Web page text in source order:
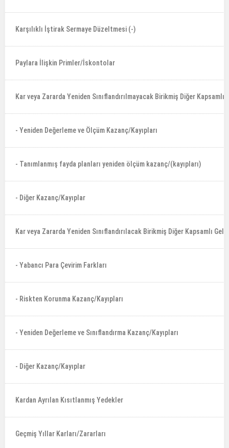
Karşılıklı İştirak Sermaye Düzeltmesi (-)
Paylara İlişkin Primler/İskontolar
Kar veya Zararda Yeniden Sınıflandırılmayacak Birikmiş Diğer
- Yeniden Değerleme ve Ölçüm Kazanç/Kayıpları
- Tanımlanmış fayda planları yeniden ölçüm kazanç/(kayıpları)
- Diğer Kazanç/Kayıplar
Kar veya Zararda Yeniden Sınıflandırılacak Birikmiş Diğer Kapsamlı
- Yabancı Para Çevirim Farkları
- Riskten Korunma Kazanç/Kayıpları
- Yeniden Değerleme ve Sınıflandırma Kazanç/Kayıpları
- Diğer Kazanç/Kayıplar
Kardan Ayrılan Kısıtlanmış Yedekler
Geçmiş Yıllar Karları/Zararları